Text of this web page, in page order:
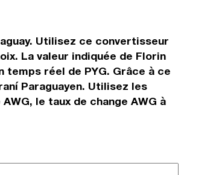
Utilisez ce convertisseur
La valeur indiquée de Florin
temps réel de PYG. Grâce à ce
Paraguayen. Utilisez les
le taux de change AWG à